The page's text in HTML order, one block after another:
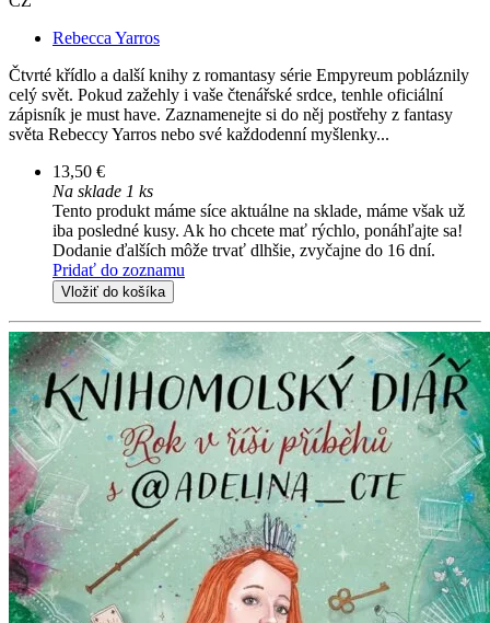
Rebecca Yarros
Čtvrté křídlo a další knihy z romantasy série Empyreum pobláznily
celý svět. Pokud zažehly i vaše čtenářské srdce, tenhle oficiální
zápisník je must have. Zaznamenejte si do něj postřehy z fantasy
světa Rebeccy Yarros nebo své každodenní myšlenky...
13,50 €
Na sklade 1 ks
Tento produkt máme síce aktuálne na sklade, máme však už
iba posledné kusy. Ak ho chcete mať rýchlo, ponáhľajte sa!
Dodanie ďalších môže trvať dlhšie, zvyčajne do 16 dní.
Pridať do zoznamu
Vložiť do košíka